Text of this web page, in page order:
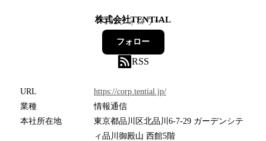
株式会社TENTIAL
102フォロワー
フォロー
RSS
URL
https://corp.tential.jp/
業種
情報通信
本社所在地
東京都品川区北品川6-7-29 ガーデンシテ
ィ品川御殿山 西館5階